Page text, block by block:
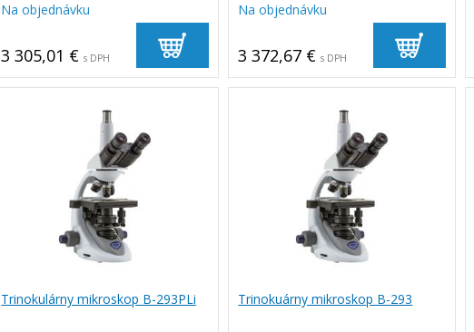
Na objednávku
3 305,01 € s DPH
Na objednávku
3 372,67 € s DPH
Trinokulárny mikroskop B-293PLi Trinokuárny mikroskop B-293